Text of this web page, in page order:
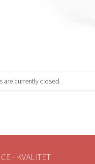
are currently closed.
- KVALITET